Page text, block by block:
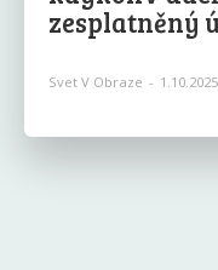
zesplatněný
Svet V Obraze - 1.10.2025